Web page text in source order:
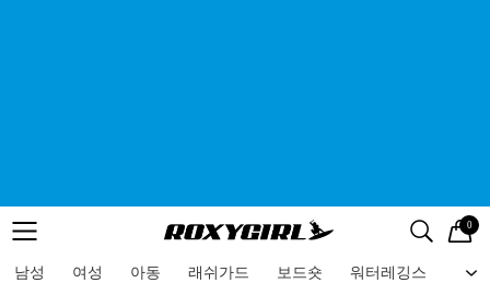
메뉴 검색
로고 0
남성 여성 아동 래쉬가드 보드숏 워터레깅스 비
메뉴